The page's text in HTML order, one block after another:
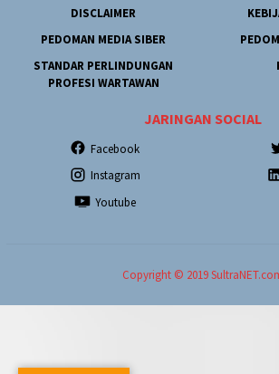
DISCLAIMER
PEDOMAN MEDIA SIBER
STANDAR PERLINDUNGAN
PROFESI WARTAWAN
JARINGAN SOCIAL
Facebook
Instagram
Youtube
Copyright © 2019